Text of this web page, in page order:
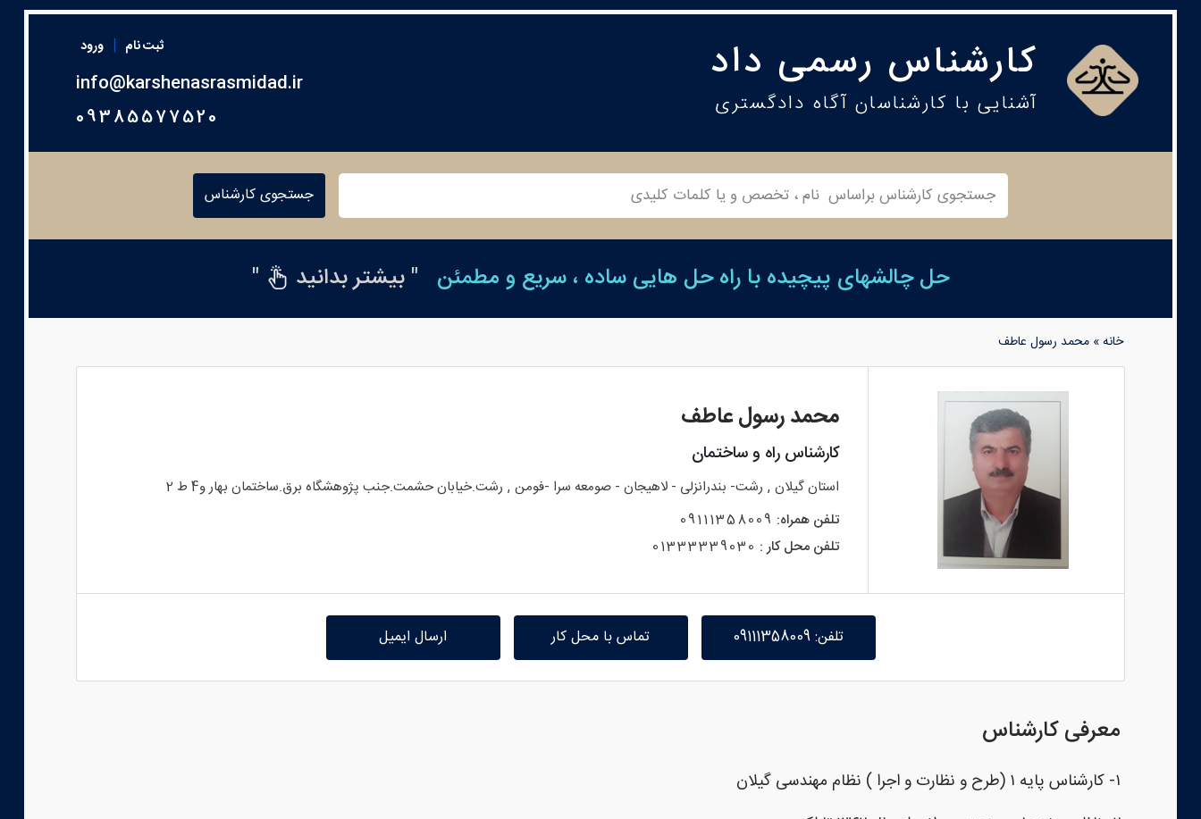
کارشناس رسمی داد
آشنایی با کارشناسان آگاه دادگستری
ثبت نام | ورود
info@karshenasrasmidad.ir
09385577520
جستجوی کارشناس
حل چالشهای پیچیده با راه حل هایی ساده ، سریع و مطمئن " بیشتر بدانید "
خانه» محمد رسول عاطف
محمد رسول عاطف
کارشناس راه و ساختمان
استانگیلان, رشت- بندرانزلی - لاهیجان - صومعه سرا -فومن, رشت.خیابان حشمت.جنب پژوهشگاه برق.ساختمان بهار و4 ط 2
تلفن همراه: 09111358009
تلفن محل کار : 01333339030
تلفن: 09111358009 تماس با محل کار ارسال ایمیل
معرفی کارشناس
۱- کارشناس پایه ۱ (طرح و نظارت و اجرا ) نظام مهندسی گیلان